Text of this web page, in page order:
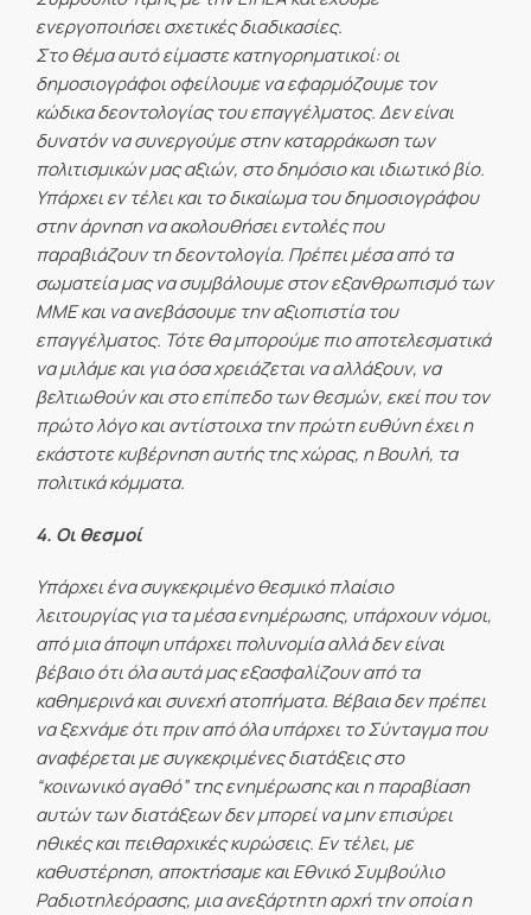
ενεργοποιήσει σχετικές διαδικασίες.
Στο θέμα αυτό είμαστε κατηγορηματικοί: οι
δημοσιογράφοι οφείλουμε να εφαρμόζουμε τον
κώδικα δεοντολογίας του επαγγέλματος. Δεν είναι
δυνατόν να συνεργούμε στην καταρράκωση των
πολιτισμικών μας αξιών, στο δημόσιο και ιδιωτικό βίο.
Υπάρχει εν τέλει και το δικαίωμα του δημοσιογράφου
στην άρνηση να ακολουθήσει εντολές που
παραβιάζουν τη δεοντολογία. Πρέπει μέσα από τα
σωματεία μας να συμβάλουμε στον εξανθρωπισμό των
ΜΜΕ και να ανεβάσουμε την αξιοπιστία του
επαγγέλματος. Τότε θα μπορούμε πιο αποτελεσματικά
να μιλάμε και για όσα χρειάζεται να αλλάξουν, να
βελτιωθούν και στο επίπεδο των θεσμών, εκεί που τον
πρώτο λόγο και αντίστοιχα την πρώτη ευθύνη έχει η
εκάστοτε κυβέρνηση αυτής της χώρας, η Βουλή, τα
πολιτικά κόμματα.
4. Οι θεσμοί
Υπάρχει ένα συγκεκριμένο θεσμικό πλαίσιο
λειτουργίας για τα μέσα ενημέρωσης, υπάρχουν νόμοι,
από μια άποψη υπάρχει πολυνομία αλλά δεν είναι
βέβαιο ότι όλα αυτά μας εξασφαλίζουν από τα
καθημερινά και συνεχή ατοπήματα. Βέβαια δεν πρέπει
να ξεχνάμε ότι πριν από όλα υπάρχει το Σύνταγμα που
αναφέρεται με συγκεκριμένες διατάξεις στο
“κοινωνικό αγαθό” της ενημέρωσης και η παραβίαση
αυτών των διατάξεων δεν μπορεί να μην επισύρει
ηθικές και πειθαρχικές κυρώσεις. Εν τέλει, με
καθυστέρηση, αποκτήσαμε και Εθνικό Συμβούλιο
Ραδιοτηλεόρασης, μια ανεξάρτητη αρχή την οποία η